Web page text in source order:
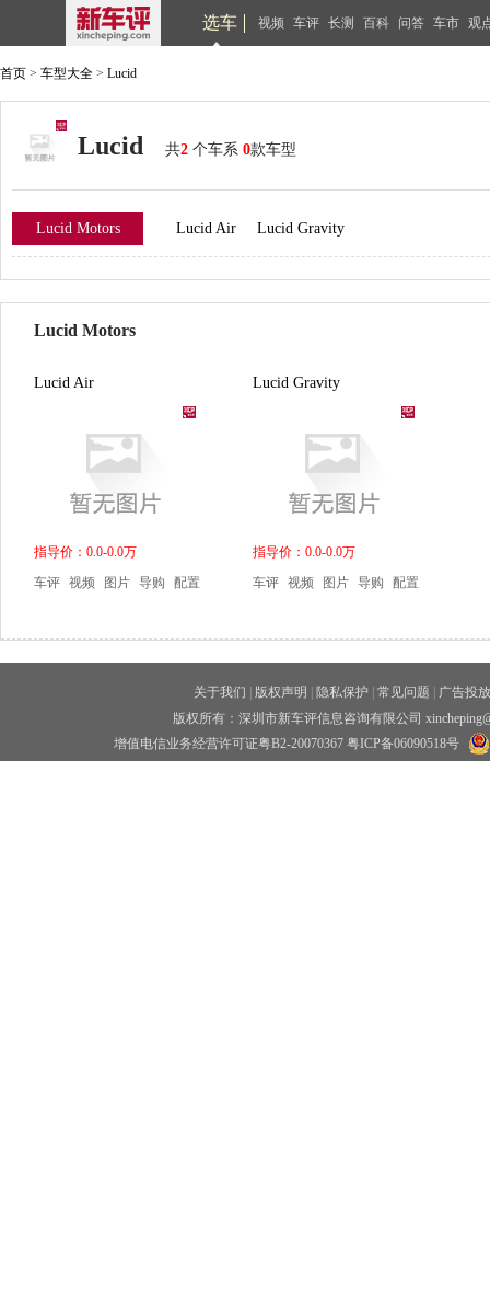
选车 视频 车评 长测 百科 问答 车市 观
首页 > 车型大全 > Lucid
Lucid 共2 个车系 0款车型
Lucid Motors Lucid Air Lucid Gravity
Lucid Motors
Lucid Air
指导价：0.0-0.0万
车评 视频 图片 导购 配置
Lucid Gravity
指导价：0.0-0.0万
车评 视频 图片 导购 配置
关于我们 版权声明 隐私保护 常见问题
广告投放
版权所有：深圳市新车评信息咨询有限公司
增值电信业务经营许可证粤B2-20070367 粤ICP备06090518号